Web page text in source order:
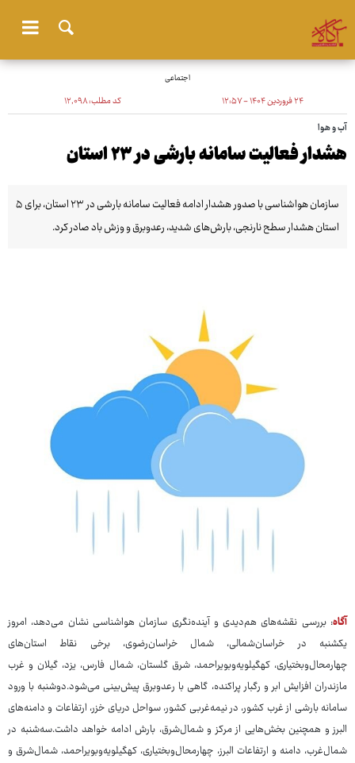
اجتماعی
۲۴ فروردین ۱۴۰۴ - ۱۲:۵۷ کد مطلب:۱۲٬۰۹۸
آب و هوا
هشدار فعالیت سامانه بارشی در ۲۳ استان
سازمان هواشناسی با صدور هشدار ادامه فعالیت سامانه بارشی در ۲۳ استان، برای ۵
استان هشدار سطح نارنجی، بارش‌های شدید، رعدوبرق و وزش باد صادر کرد.
آگاه: بررسی نقشه‌های هم‌دیدی و آینده‌نگری سازمان هواشناسی نشان می‌دهد، امروز
یکشنبه در خراسان‌شمالی، شمال خراسان‌رضوی، برخی نقاط استان‌های
چهارمحال‌وبختیاری، کهگیلویه‌وبویراحمد، شرق گلستان، شمال فارس، یزد، گیلان و غرب
مازندران افزایش ابر و رگبار پراکنده، گاهی با رعدوبرق پیش‌بینی می‌شود.دوشنبه با ورود
سامانه بارشی از غرب کشور، در نیمه‌غربی کشور، سواحل دریای خزر، ارتفاعات و دامنه‌های
البرز و همچنین بخش‌هایی از مرکز و شمال‌شرق، بارش ادامه خواهد داشت.سه‌شنبه در
شمال‌غرب، دامنه و ارتفاعات البرز، چهارمحال‌وبختیاری، کهگیلویه‌وبویراحمد، شمال‌شرق و